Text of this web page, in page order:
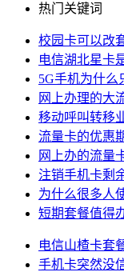
热门关键词
校园卡可以改
电信湖北星卡
5G手机为什么
网上办理的大
移动呼叫转移
流量卡的优惠
网上办的流量
注销手机卡剩
为什么很多人
短期套餐值得
电信山楂卡套
手机卡突然没